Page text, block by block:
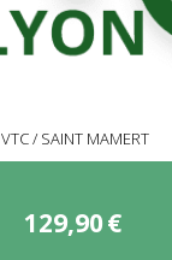
VTC / SAINT MAMERT
129,90€